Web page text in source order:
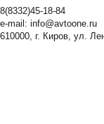
8(8332)45-18-84
e-mail: info@avtoone.ru
610000, г. Киров, ул.